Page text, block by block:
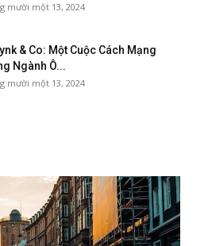
Top
mười một 13, 2024
& Co: Một Cuộc Cách Mạng
Ngành Ô...
mười một 13, 2024